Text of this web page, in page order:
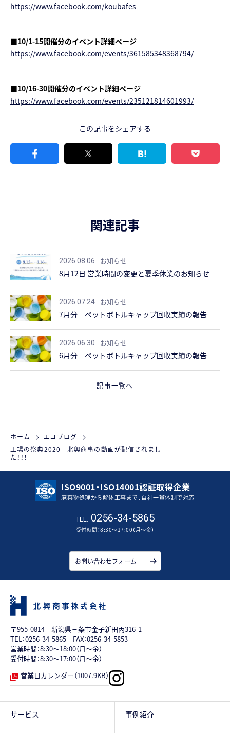
https://www.facebook.com/koubafes
■10/1-15開催分のイベント詳細ページ
https://www.facebook.com/events/361585348368794/
■10/16-30開催分のイベント詳細ページ
https://www.facebook.com/events/235121814601993/
この記事をシェアする
関連記事
2026.08.06 お知らせ
8月12日 営業時間の変更と夏季休業のお知らせ
2026.07.24 お知らせ
7月分 ペットボトルキャップ回収実績の報告
2026.06.30 お知らせ
6月分 ペットボトルキャップ回収実績の報告
記事一覧へ
ホーム
エコブログ
工場の祭典2020 北興商事の動画が配信されまし
た！！！
ISO9001・ISO14001認証取得企業
廃棄物処理から解体工事まで、自社一貫体制で対応
TEL. 0256-34-5865
受付時間：8:30～17:00（月～金）
お問い合わせフォーム
〒955-0814 新潟県三条市金子新田丙316-1
TEL：0256-34-5865 FAX：0256-34-5853
営業時間：8:30～18:00（月～金）
受付時間：8:30～17:00（月～金）
営業日カレンダー（1007.9KB）
サービス 事例紹介